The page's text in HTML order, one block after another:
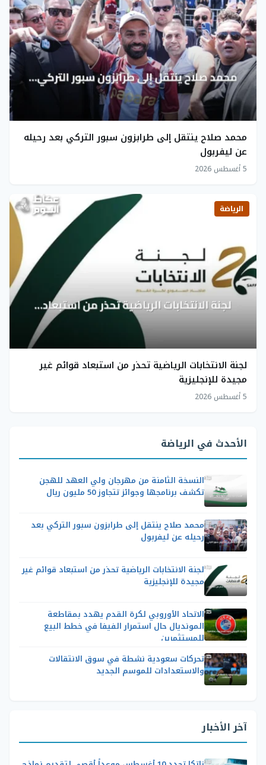
محمد صلاح ينتقل إلى طرابزون سبور التركي بعد رحيله
عن ليفربول
5 أغسطس 2026
الرياضة
لجنة الانتخابات الرياضية تحذر من استبعاد قوائم غير
مجيدة للإنجليزية
5 أغسطس 2026
الأحدث في الرياضة
النسخة الثامنة من مهرجان ولي العهد للهجن
تكشف برنامجها وجوائز تتجاوز 50 مليون ريال
محمد صلاح ينتقل إلى طرابزون سبور التركي بعد
رحيله عن ليفربول
لجنة الانتخابات الرياضية تحذر من استبعاد قوائم غير
مجيدة للإنجليزية
الاتحاد الأوروبي لكرة القدم يهدد بمقاطعة
المونديال حال استمرار الفيفا في خطط البيع
للمستثمرين
تحركات سعودية نشطة في سوق الانتقالات
والاستعدادات للموسم الجديد
آخر الأخبار